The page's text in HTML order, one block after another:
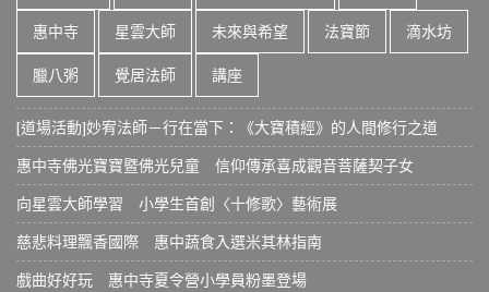
惠中寺 星雲大師 未來與希望 法寶節 滴水坊
臘八粥 覺居法師 講座
[道場活動]妙宥法師－行在當下：《大寶積經》的人間修行之道
惠中寺佛光寶寶暨佛光兒童 信仰傳承喜成觀音菩薩契子女
向星雲大師學習 小學生首創〈十修歌〉藝術展
慈悲料理飄香國際 惠中蔬食入選米其林指南
戲曲好好玩 惠中寺夏令營小學員粉墨登場